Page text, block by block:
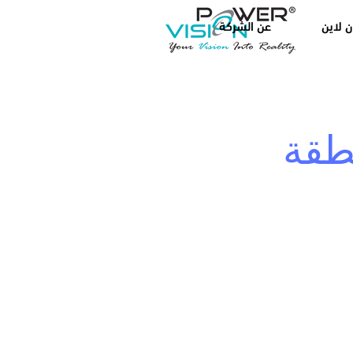
لاين عن الشركة